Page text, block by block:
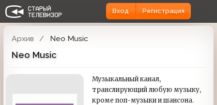
Вход Регистрация
Архив Neo Music
Neo Music
Музыкальный канал,
транслирующий любую музыку,
кроме поп-музыки и шансона.